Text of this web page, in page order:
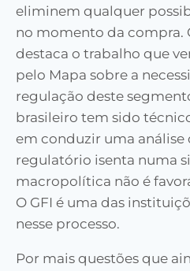
eliminem qualquer
no momento da compra.
destaca o trabalho que
pelo Mapa sobre a
regulação deste
brasileiro tem sido
em conduzir uma
regulatório isenta numa
macropolítica não é
O GFI é uma das
nesse processo.
Por mais questões que